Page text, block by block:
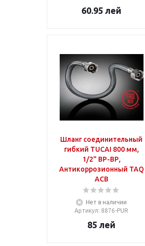
60.95 лей
Шланг соединительный
гибкий TUCAI 800 мм,
1/2" ВР-ВР,
Антикоррозионный TAQ
ACB
Нет в наличии
Артикул: 8876-PUR
85 лей